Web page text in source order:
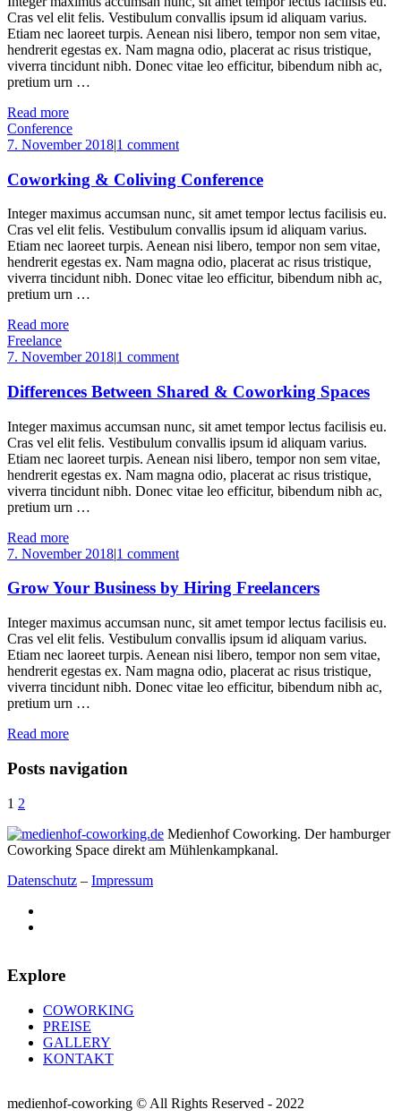
Cras vel elit felis. Vestibulum convallis ipsum id aliquam varius.
Etiam nec laoreet turpis. Aenean nisi libero, tempor non sem vitae,
hendrerit egestas ex. Nam magna odio, placerat ac risus tristique,
viverra tincidunt nibh. Donec vitae leo efficitur, bibendum nibh ac,
pretium urn …
Read more
Conference
7. November 2018|1 comment
Coworking & Coliving Conference
Integer maximus accumsan nunc, sit amet tempor lectus facilisis eu.
Cras vel elit felis. Vestibulum convallis ipsum id aliquam varius.
Etiam nec laoreet turpis. Aenean nisi libero, tempor non sem vitae,
hendrerit egestas ex. Nam magna odio, placerat ac risus tristique,
viverra tincidunt nibh. Donec vitae leo efficitur, bibendum nibh ac,
pretium urn …
Read more
Freelance
7. November 2018|1 comment
Differences Between Shared & Coworking Spaces
Integer maximus accumsan nunc, sit amet tempor lectus facilisis eu.
Cras vel elit felis. Vestibulum convallis ipsum id aliquam varius.
Etiam nec laoreet turpis. Aenean nisi libero, tempor non sem vitae,
hendrerit egestas ex. Nam magna odio, placerat ac risus tristique,
viverra tincidunt nibh. Donec vitae leo efficitur, bibendum nibh ac,
pretium urn …
Read more
7. November 2018|1 comment
Grow Your Business by Hiring Freelancers
Integer maximus accumsan nunc, sit amet tempor lectus facilisis eu.
Cras vel elit felis. Vestibulum convallis ipsum id aliquam varius.
Etiam nec laoreet turpis. Aenean nisi libero, tempor non sem vitae,
hendrerit egestas ex. Nam magna odio, placerat ac risus tristique,
viverra tincidunt nibh. Donec vitae leo efficitur, bibendum nibh ac,
pretium urn …
Read more
Posts navigation
1 2
Medienhof Coworking. Der hamburger
Coworking Space direkt am Mühlenkampkanal.
Datenschutz – Impressum
Explore
COWORKING
PREISE
GALLERY
KONTAKT
medienhof-coworking © All Rights Reserved - 2022